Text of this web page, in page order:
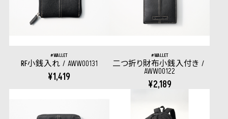
WALLET
RF小銭入れ AWW00131
¥1,419
WALLET
二つ折り財布小銭入付き
AWW00122
¥2,189